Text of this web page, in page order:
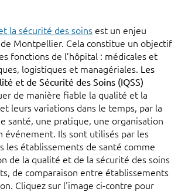
la sécurité des soins est un enjeu
Montpellier. Cela constitue un objectif
fonctions de l’hôpital : médicales et
logistiques et managériales. Les
et de Sécurité des Soins (IQSS)
de manière fiable la qualité et la
leurs variations dans le temps, par la
santé, une pratique, une organisation
événement. Ils sont utilisés par les
les établissements de santé comme
de la qualité et de la sécurité des soins
de comparaison entre établissements
Cliquez sur l'image ci-contre pour